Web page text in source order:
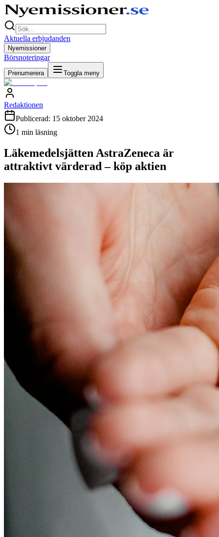
Aktuella erbjudanden
Nyemissioner
Börsnoteringar
Prenumerera Toggla meny
Redaktionen
Publicerad: 15 oktober 2024
1 min läsning
Läkemedelsjätten AstraZeneca är
attraktivt värderad – köp aktien